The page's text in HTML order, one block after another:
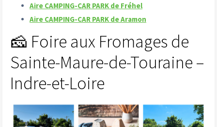
Aire CAMPING-CAR PARK de Fréhel
Aire CAMPING-CAR PARK de Aramon
🧀 Foire aux Fromages de
Sainte-Maure-de-Touraine –
Indre-et-Loire